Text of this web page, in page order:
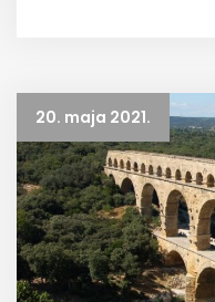
20. maja 2021.